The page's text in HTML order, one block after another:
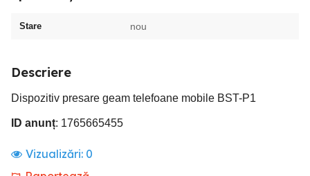
Stare nou
Descriere
Dispozitiv presare geam telefoane mobile BST-P1
ID anunț: 1765665455
Vizualizări: 0